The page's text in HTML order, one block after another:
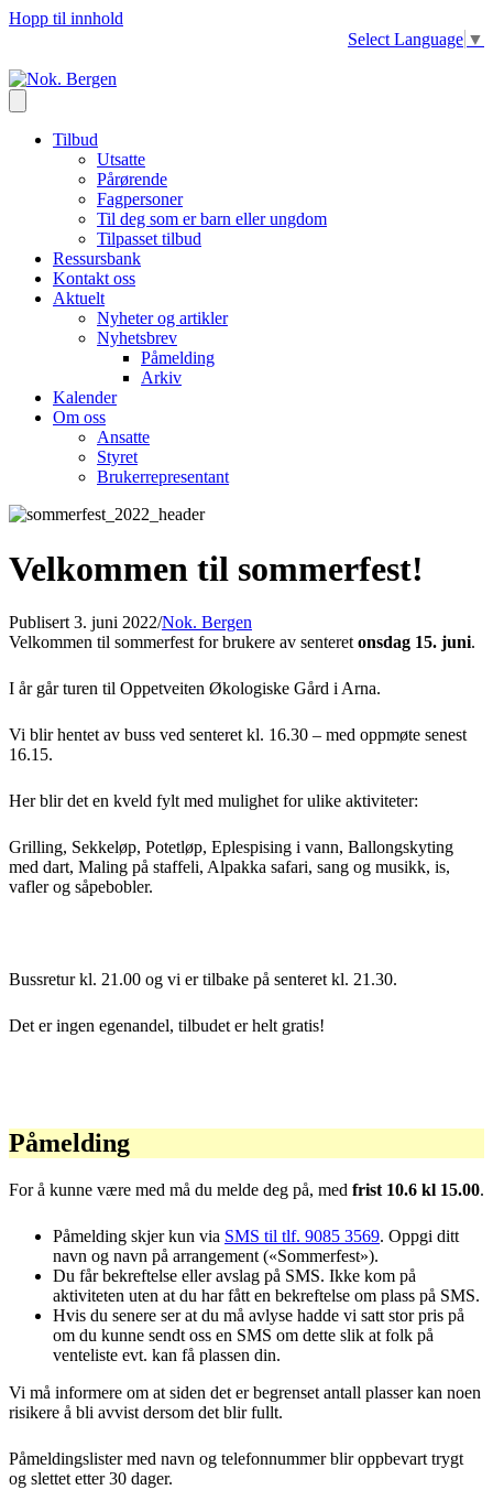
Hopp til innhold
Select Language ▼
Tilbud
Utsatte
Pårørende
Fagpersoner
Til deg som er barn eller ungdom
Tilpasset tilbud
Ressursbank
Kontakt oss
Aktuelt
Nyheter og artikler
Nyhetsbrev
Påmelding
Arkiv
Kalender
Om oss
Ansatte
Styret
Brukerrepresentant
Velkommen til sommerfest!
Publisert 3. juni 2022/Nok. Bergen
Velkommen til sommerfest for brukere av senteret onsdag 15. juni.
I år går turen til Oppetveiten Økologiske Gård i Arna.
Vi blir hentet av buss ved senteret kl. 16.30 – med oppmøte senest
16.15.
Her blir det en kveld fylt med mulighet for ulike aktiviteter:
Grilling, Sekkeløp, Potetløp, Eplespising i vann, Ballongskyting
med dart, Maling på staffeli, Alpakka safari, sang og musikk, is,
vafler og såpebobler.
Bussretur kl. 21.00 og vi er tilbake på senteret kl. 21.30.
Det er ingen egenandel, tilbudet er helt gratis!
Påmelding
For å kunne være med må du melde deg på, med frist 10.6 kl 15.00.
Påmelding skjer kun via SMS til tlf. 9085 3569. Oppgi ditt
navn og navn på arrangement («Sommerfest»).
Du får bekreftelse eller avslag på SMS. Ikke kom på
aktiviteten uten at du har fått en bekreftelse om plass på SMS.
Hvis du senere ser at du må avlyse hadde vi satt stor pris på
om du kunne sendt oss en SMS om dette slik at folk på
venteliste evt. kan få plassen din.
Vi må informere om at siden det er begrenset antall plasser kan noen
risikere å bli avvist dersom det blir fullt.
Påmeldingslister med navn og telefonnummer blir oppbevart trygt
og slettet etter 30 dager.